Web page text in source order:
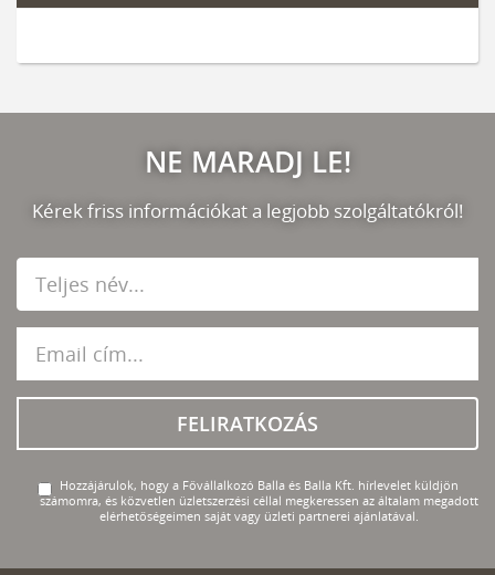
NE MARADJ LE!
Kérek friss információkat a legjobb szolgáltatókról!
FELIRATKOZÁS
Hozzájárulok, hogy a Fővállalkozó Balla és Balla Kft. hírlevelet küldjön
számomra, és közvetlen üzletszerzési céllal megkeressen az általam megadott
elérhetőségeimen saját vagy üzleti partnerei ajánlatával.